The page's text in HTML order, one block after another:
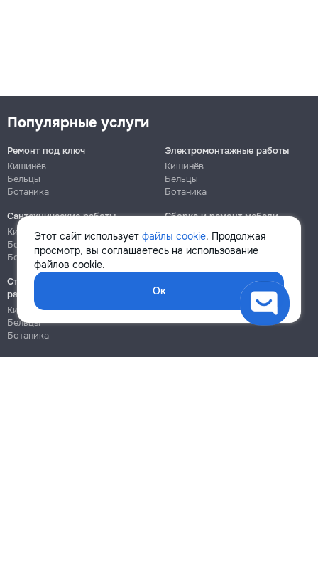
Этот сайт использует файлы cookie. Продолжая
просмотр, вы соглашаетесь на использование
файлов cookie.
Ок
Популярные услуги
Ремонт под ключ
Кишинёв
Бельцы
Ботаника
Электромонтажные работы
Кишинёв
Бельцы
Ботаника
Сантехнические работы
Кишинёв
Бельцы
Ботаника
Сборка и ремонт мебели
Кишинёв
Ботаника
Строительно-монтажные
работы
Кишинёв
Бельцы
Ботаника